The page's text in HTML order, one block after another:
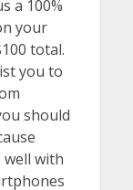
a 100%
your
total.
you to
should
well with